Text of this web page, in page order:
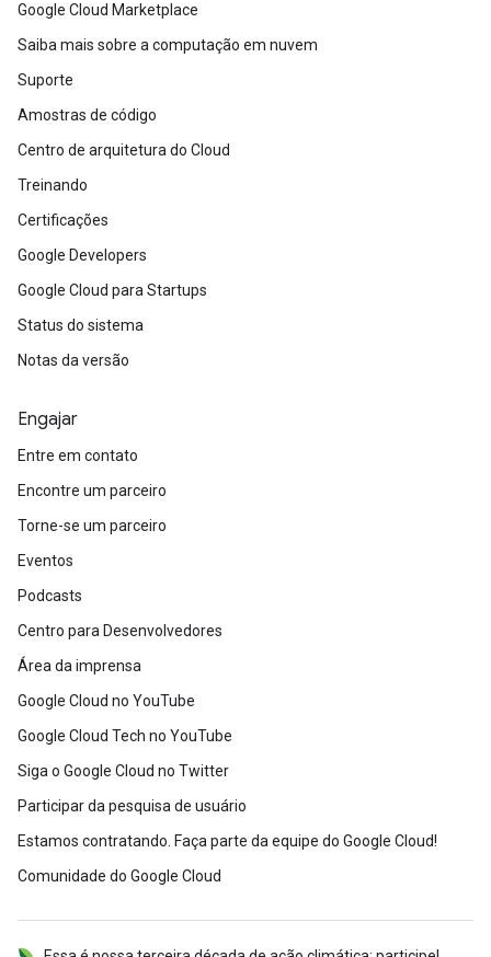
Google Cloud Marketplace
Saiba mais sobre a computação em nuvem
Suporte
Amostras de código
Centro de arquitetura do Cloud
Treinando
Certificações
Google Developers
Google Cloud para Startups
Status do sistema
Notas da versão
Engajar
Entre em contato
Encontre um parceiro
Torne-se um parceiro
Eventos
Podcasts
Centro para Desenvolvedores
Área da imprensa
Google Cloud no YouTube
Google Cloud Tech no YouTube
Siga o Google Cloud no Twitter
Participar da pesquisa de usuário
Estamos contratando. Faça parte da equipe do Google Cloud!
Comunidade do Google Cloud